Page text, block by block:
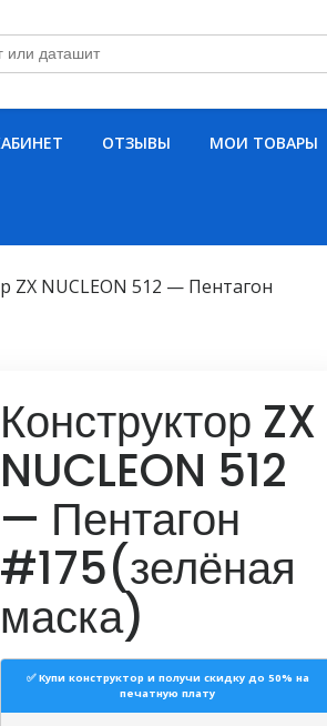
ОТЗЫВЫ МОИ ТОВАРЫ
ZX NUCLEON 512 — Пентагон
Конструктор ZX
NUCLEON 512
— Пентагон
#175(зелёная
маска)
✅ Купи конструктор и получи скидку до 50% на
печатную плату